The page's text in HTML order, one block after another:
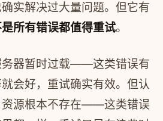
实解决过大量问题。但它有
所有错误都值得重试。
务器暂时过载——这类错误有
会好，重试确实有效。但认
资源根本不存在——这类错误